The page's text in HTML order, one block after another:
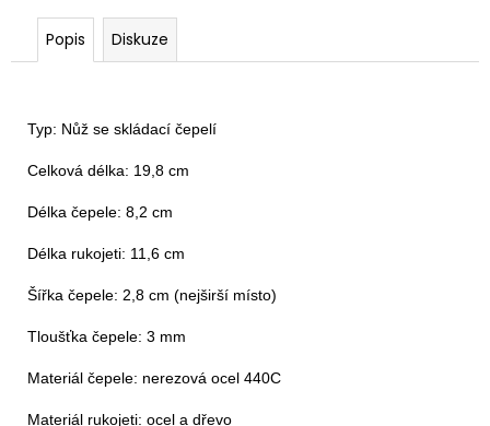
Popis Diskuze
Typ: Nůž se skládací čepelí
Celková délka: 19,8 cm
Délka čepele: 8,2 cm
Délka rukojeti: 11,6 cm
Šířka čepele: 2,8 cm (nejširší místo)
Tloušťka čepele: 3 mm
Materiál čepele: nerezová ocel 440C
Materiál rukojeti: ocel a dřevo
ČESKÝ
LEV
V
ERBU
850